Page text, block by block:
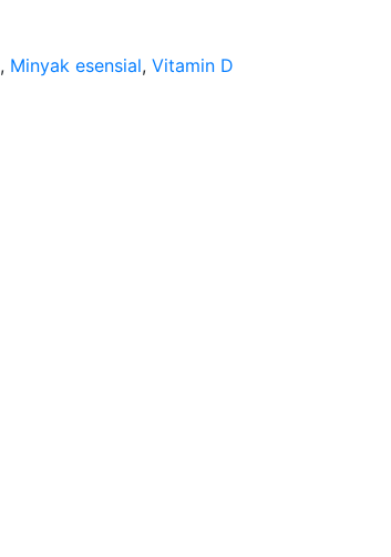
, Minyak esensial, Vitamin D